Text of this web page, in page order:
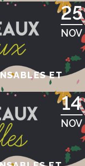
25
NOV
ET
14
NOV